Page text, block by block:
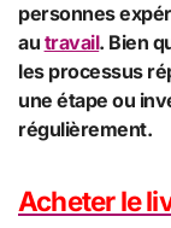
personnes
au travail. Bien
les processus
une étape ou
régulièrement.
Acheter le